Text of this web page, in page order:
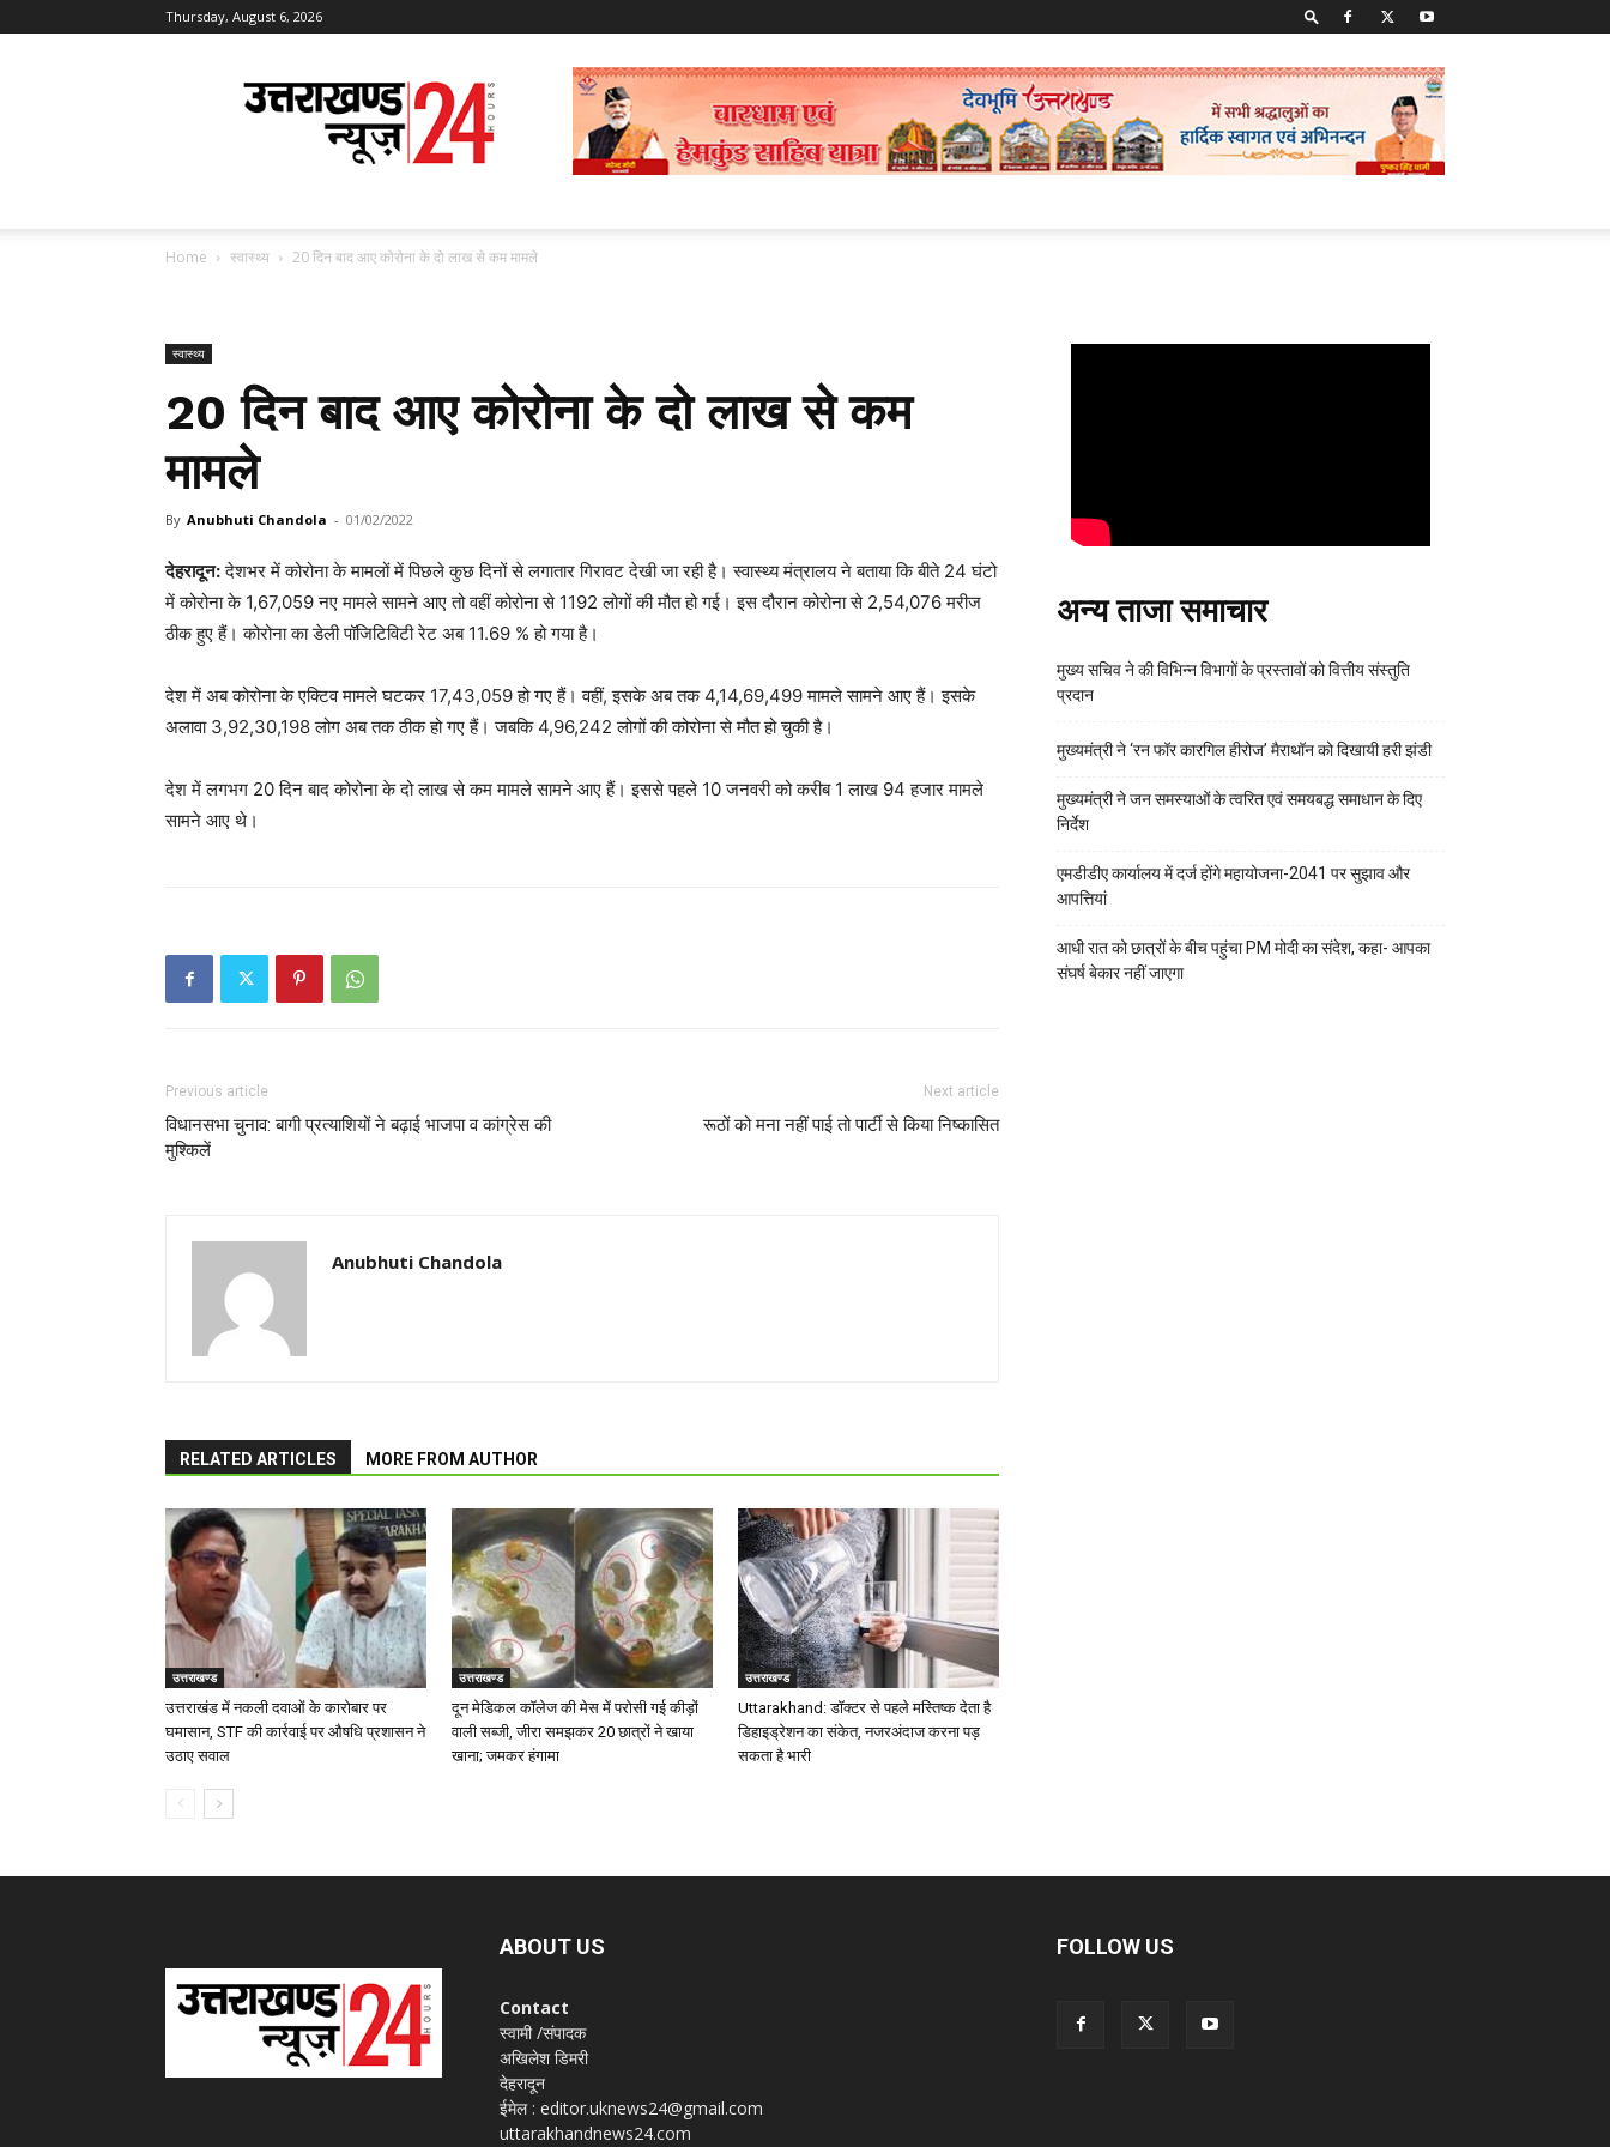
Thursday, August 6, 2026
Uttarakhand
News
24
Home स्वास्थ्य 20 दिन बाद आए कोरोना के दो लाख से कम मामले
स्वास्थ्य
20 दिन बाद आए कोरोना के दो लाख से कम
मामले
By Anubhuti Chandola - 01/02/2022
देहरादून:देशभर में कोरोना के मामलों में पिछले कुछ दिनों से लगातार गिरावट देखी जा रही है। स्वास्थ्य मंत्रालय ने बताया कि बीते 24 घंटो
में कोरोना के 1,67,059 नए मामले सामने आए तो वहीं कोरोना से 1192 लोगों की मौत हो गई। इस दौरान कोरोना से 2,54,076 मरीज
ठीक हुए हैं। कोरोना का डेली पॉजिटिविटी रेट अब 11.69 % हो गया है।
देश में अब कोरोना के एक्टिव मामले घटकर 17,43,059 हो गए हैं। वहीं, इसके अब तक 4,14,69,499 मामले सामने आए हैं। इसके
अलावा 3,92,30,198 लोग अब तक ठीक हो गए हैं। जबकि 4,96,242 लोगों की कोरोना से मौत हो चुकी है।
देश में लगभग 20 दिन बाद कोरोना के दो लाख से कम मामले सामने आए हैं। इससे पहले 10 जनवरी को करीब 1 लाख 94 हजार मामले
सामने आए थे।
Previous article
विधानसभा चुनाव: बागी प्रत्याशियों ने बढ़ाई भाजपा व कांग्रेस की
मुश्किलें
Next article
रूठों को मना नहीं पाई तो पार्टी से किया निष्कासित
Anubhuti Chandola
RELATED ARTICLES MORE FROM AUTHOR
उत्तराखण्ड
उत्तराखंड में नकली दवाओं के कारोबार पर
घमासान, STF की कार्रवाई पर औषधि प्रशासन ने
उठाए सवाल
उत्तराखण्ड
दून मेडिकल कॉलेज की मेस में परोसी गई कीड़ों
वाली सब्जी, जीरा समझकर 20 छात्रों ने खाया
खाना; जमकर हंगामा
उत्तराखण्ड
Uttarakhand: डॉक्टर से पहले मस्तिष्क देता है
डिहाइड्रेशन का संकेत, नजरअंदाज करना पड़
सकता है भारी
अन्य ताजा समाचार
मुख्य सचिव ने की विभिन्न विभागों के प्रस्तावों को वित्तीय संस्तुति
प्रदान
मुख्यमंत्री ने ‘रन फॉर कारगिल हीरोज’ मैराथॉन को दिखायी हरी झंडी
मुख्यमंत्री ने जन समस्याओं के त्वरित एवं समयबद्ध समाधान के दिए
निर्देश
एमडीडीए कार्यालय में दर्ज होंगे महायोजना-2041 पर सुझाव और
आपत्तियां
आधी रात को छात्रों के बीच पहुंचा PM मोदी का संदेश, कहा- आपका
संघर्ष बेकार नहीं जाएगा
ABOUT US
Contact
स्वामी /संपादक
अखिलेश डिमरी
देहरादून
ईमेल : editor.uknews24@gmail.com
uttarakhandnews24.com
FOLLOW US